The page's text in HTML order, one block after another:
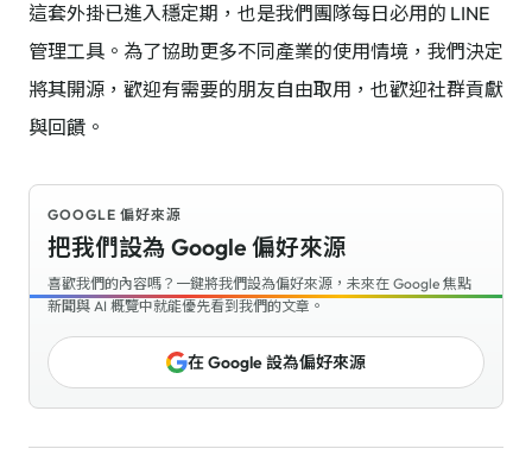
這套外掛已進入穩定期，也是我們團隊每日必用的 LINE
管理工具。為了協助更多不同產業的使用情境，我們決定
將其開源，歡迎有需要的朋友自由取用，也歡迎社群貢獻
與回饋。
GOOGLE 偏好來源
把我們設為 Google 偏好來源
喜歡我們的內容嗎？一鍵將我們設為偏好來源，未來在 Google 焦點
新聞與 AI 概覽中就能優先看到我們的文章。
在 Google 設為偏好來源